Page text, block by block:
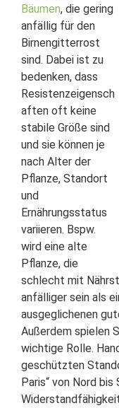
Bäumen, die gering
anfällig für den
Birnengitterrost
sind. Dabei ist zu
bedenken, dass
Resistenzeigensch
aften oft keine
stabile Größe sind
und sie können je
nach Alter der
Pflanze, Standort
und
Ernährungsstatus
variieren. Bspw.
wird eine alte
Pflanze, die
schlecht mit
anfälliger sein als
ausgeglichenen
Außerdem spielen
wichtige Rolle.
geschützten
Paris“ von Nord bis